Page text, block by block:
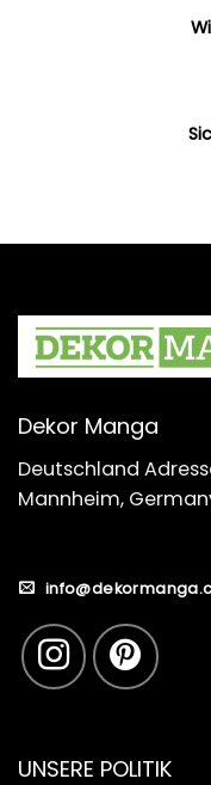
Dekor Manga
Deutschland
Mannheim,
UNSERE POLITIK